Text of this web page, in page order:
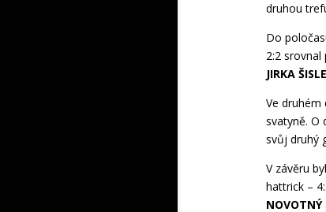
druhou
Do
2:2
JIRKA
Ve druhém
svatyně. O
svůj druhý
V závěru
hattrick –
NOVOTNÝ